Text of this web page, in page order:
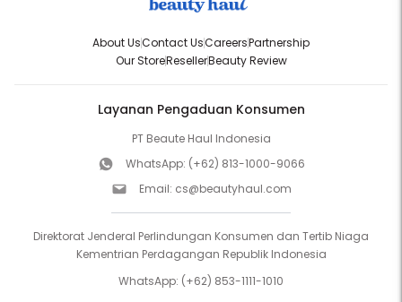
About UsContact UsCareersPartnership
Our StoreResellerBeauty Review
Layanan Pengaduan Konsumen
PT Beaute Haul Indonesia
WhatsApp: (+62) 813-1000-9066
Email: cs@beautyhaul.com
Direktorat Jenderal Perlindungan Konsumen dan Tertib Niaga
Kementrian Perdagangan Republik Indonesia
WhatsApp: (+62) 853-1111-1010